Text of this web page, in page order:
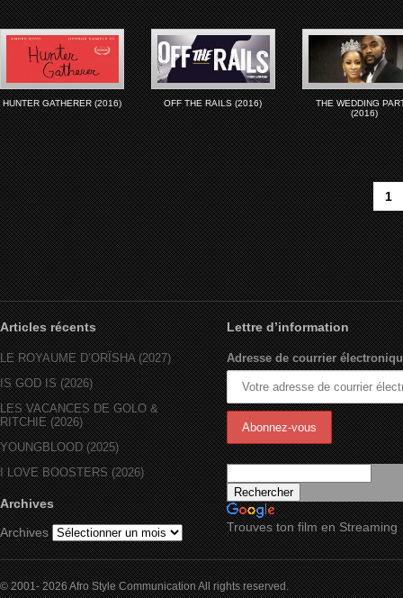
HUNTER GATHERER (2016) OFF THE RAILS (2016)
THE WEDDING
(2016)
1
Articles récents
LE ROYAUME D’ORÏSHA (2027)
IS GOD IS (2026)
LES VACANCES DE GOLO &
RITCHIE (2026)
YOUNGBLOOD (2025)
I LOVE BOOSTERS (2026)
Archives
Archives
Lettre d’information
Adresse de courrier
Trouves ton film en Streaming
© 2001- 2026 Afro Style Communication All rights reserved.